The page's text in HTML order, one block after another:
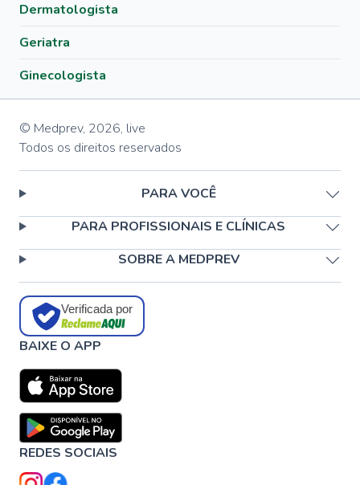
Dermatologista
Geriatra
Ginecologista
© Medprev, 2026, live
Todos os direitos reservados
PARA VOCÊ
PARA PROFISSIONAIS E CLÍNICAS
SOBRE A MEDPREV
Verificada por
BAIXE O APP
REDES SOCIAIS